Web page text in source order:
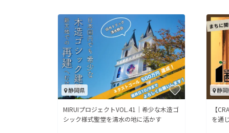
静岡県
MIRUIプロジェクトVOL.41｜希少な木造ゴ
シック様式聖堂を清水の地に活かす
静岡
【
を通